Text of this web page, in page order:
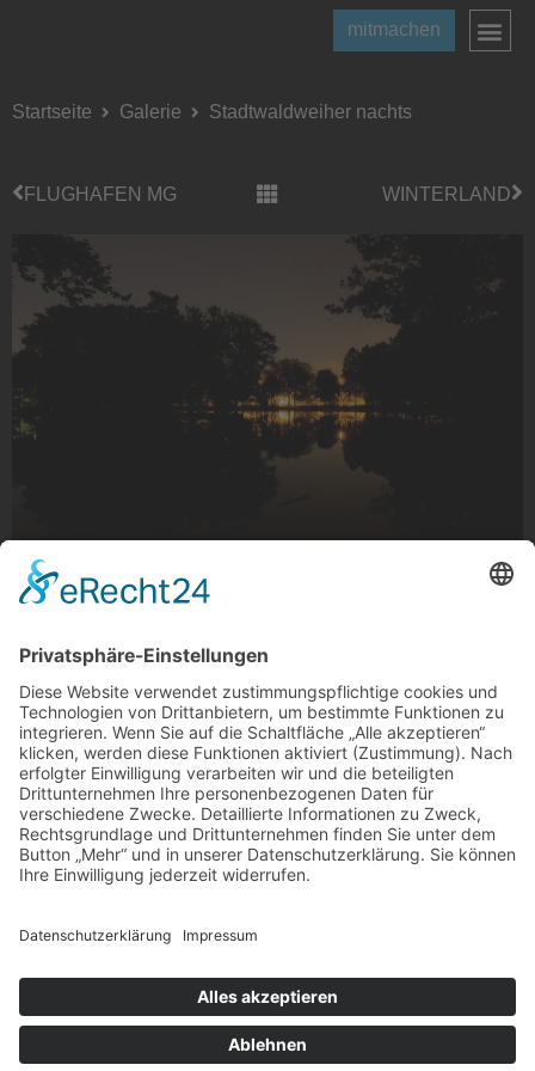
mitmachen
Startseite Galerie Stadtwaldweiher nachts
FLUGHAFEN MG WINTERLAND
Stadtwaldweiher nachts
Stadtwaldweiher nachts, Rheydt
Foto: David Baus